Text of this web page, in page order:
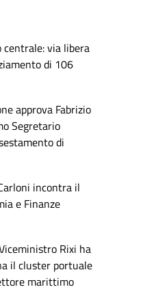
centrale: via libera
di 106
approva Fabrizio
Segretario
di
incontra il
e Finanze
Rixi ha
il cluster portuale
marittimo